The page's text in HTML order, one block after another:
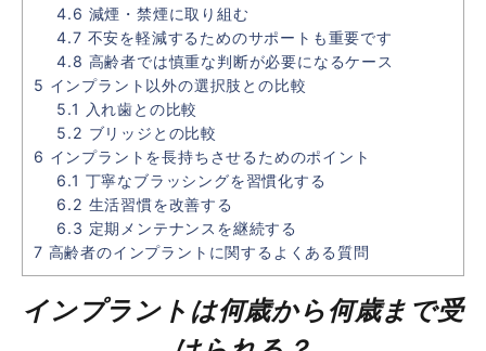
4.6 減煙・禁煙に取り組む
4.7 不安を軽減するためのサポートも重要です
4.8 高齢者では慎重な判断が必要になるケース
5 インプラント以外の選択肢との比較
5.1
入れ歯との比較
5.2 ブリッジとの比較
6 インプラントを長持ちさせるためのポイント
6.1 丁寧なブラッシングを習慣化する
6.2 生活習慣を改善する
6.3 定期メンテナンスを継続する
7 高齢者のインプラントに関するよくある質問
インプラントは何歳から何歳まで受